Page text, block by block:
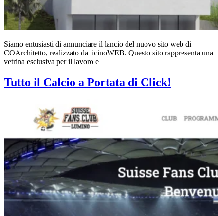
Siamo entusiasti di annunciare il lancio del nuovo sito web di
COArchitetto, realizzato da ticinoWEB. Questo sito rappresenta una
vetrina esclusiva per il lavoro e
Tutto il Calcio a Portata di Click!